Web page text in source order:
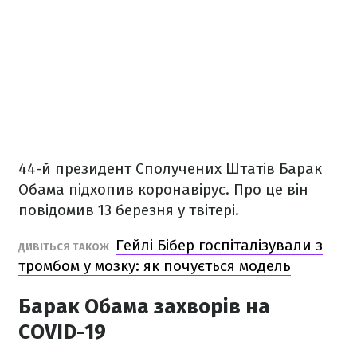
44-й президент Сполучених Штатів Барак
Обама підхопив коронавірус. Про це він
повідомив 13 березня у твітері.
ДИВІТЬСЯ ТАКОЖ
Гейлі Бібер госпіталізували з
тромбом у мозку: як почується модель
Барак Обама захворів на
COVID-19